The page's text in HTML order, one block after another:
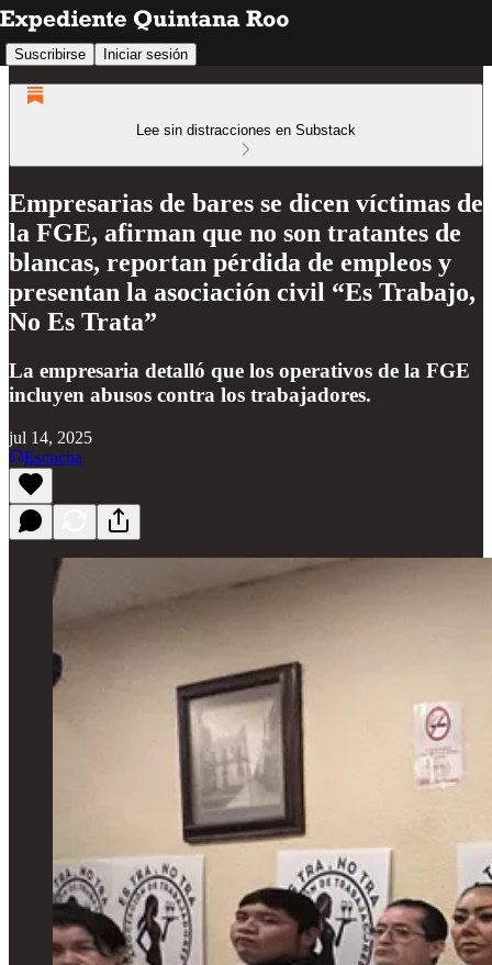
Suscribirse Iniciar sesión
Lee sin distracciones en Substack
Empresarias de bares se dicen víctimas de
la FGE, afirman que no son tratantes de
blancas, reportan pérdida de empleos y
presentan la asociación civil “Es Trabajo,
No Es Trata”
La empresaria detalló que los operativos de la FGE
incluyen abusos contra los trabajadores.
jul 14, 2025
Escucha